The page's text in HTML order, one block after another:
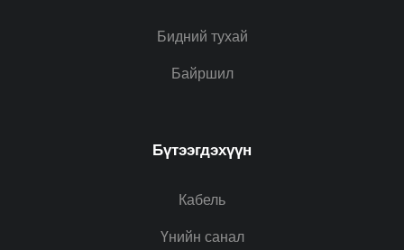
Бидний тухай
Байршил
Бүтээгдэхүүн
Кабель
Үнийн санал